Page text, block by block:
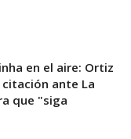
en el aire: Ortiz
ante La
que "siga